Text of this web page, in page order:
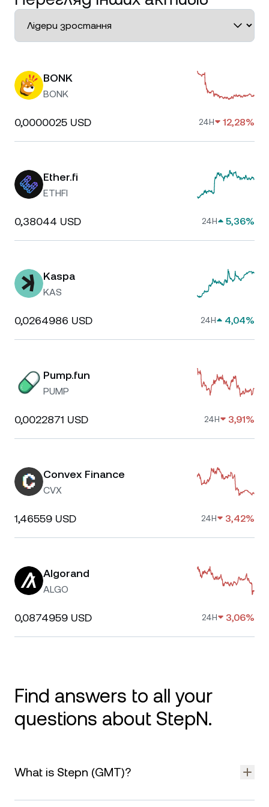
BONK
BONK
0,0000025 USD 24H 12,28%
Ether.fi
ETHFI
0,38044 USD 24H 5,36%
Kaspa
KAS
0,0264986 USD 24H 4,04%
Pump.fun
PUMP
0,0022871 USD 24H 3,91%
Convex Finance
CVX
1,46559 USD 24H 3,42%
Algorand
ALGO
0,0874959 USD 24H 3,06%
Find answers to all your
questions about StepN.
What is Stepn (GMT)?
Stepn is a move-to-earn app that rewards users for physical